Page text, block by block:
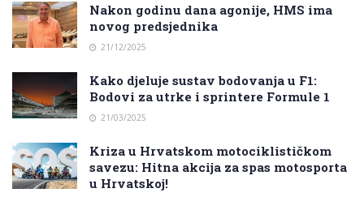
Nakon godinu dana agonije, HMS ima
novog predsjednika
21/12/2025
Kako djeluje sustav bodovanja u F1:
Bodovi za utrke i sprintere Formule 1
21/03/2025
Kriza u Hrvatskom motociklističkom
savezu: Hitna akcija za spas motosporta
u Hrvatskoj!